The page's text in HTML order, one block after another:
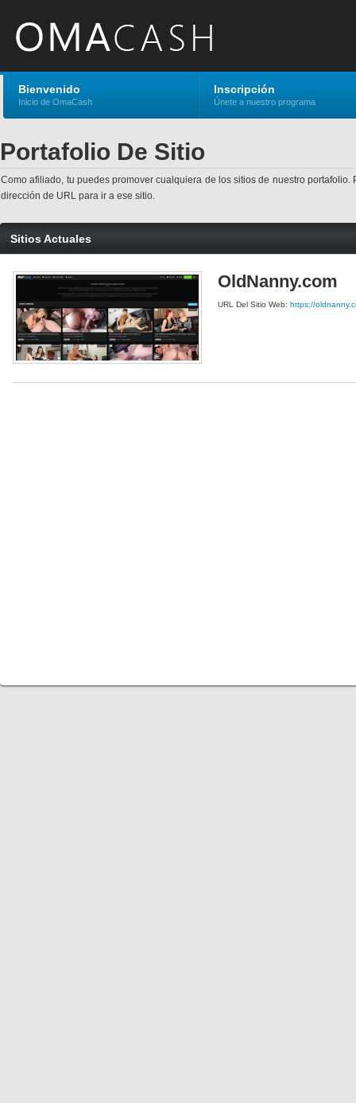
Bienvenido
Inicio de OmaCash
Inscripción
Únete a nuestro programa
Portafolio De Sitio
Como afiliado, tu puedes promover cualquiera de los sitios de nuestro
dirección de URL para ir a ese sitio.
Sitios Actuales
OldNanny.com
URL Del Sitio Web: https://